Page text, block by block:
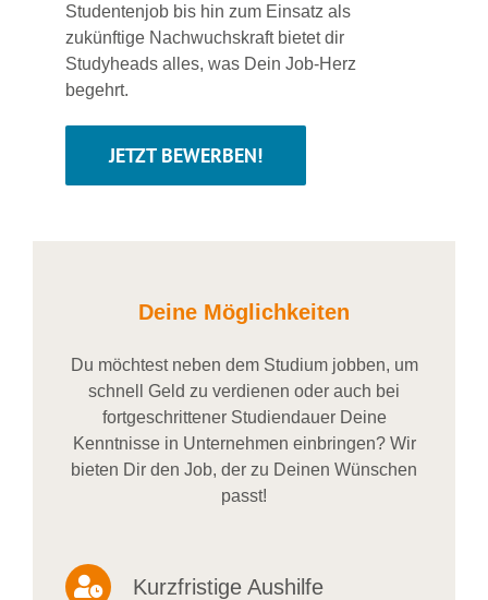
Studentenjob bis hin zum Einsatz als
zukünftige Nachwuchskraft bietet dir
Studyheads alles, was Dein Job-Herz
begehrt.
JETZT BEWERBEN!
Deine Möglichkeiten
Du möchtest neben dem Studium jobben, um
schnell Geld zu verdienen oder auch bei
fortgeschrittener Studiendauer Deine
Kenntnisse in Unternehmen einbringen? Wir
bieten Dir den Job, der zu Deinen Wünschen
passt!
Kurzfristige Aushilfe